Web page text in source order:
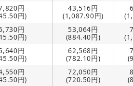
円
円)
43,516円
(1,087.90円)
円
円)
53,064円
(884.40円)
円
円)
62,568円
(782.10円)
円
円)
72,050円
(720.50円)